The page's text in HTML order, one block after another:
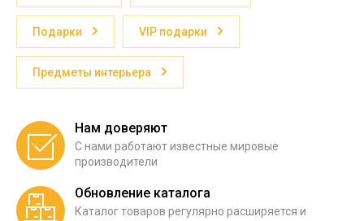
Подарки VIP подарки
Предметы интерьера
Нам доверяют
С нами работают известные мировые
производители
Обновление каталога
Каталог товаров регулярно расширяется и